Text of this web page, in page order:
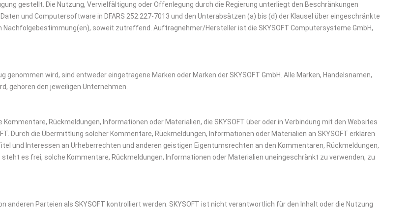
gestellt. Die Nutzung, Vervielfältigung oder Offenlegung durch die Regierung unterliegt den Beschränkungen
und Computersoftware in DFARS 252.227-7013 und den Unterabsätzen (a) bis (d) der Klausel über eingeschränkte
Nachfolgebestimmung(en), soweit zutreffend. Auftragnehmer/Hersteller ist die SKYSOFT Computersysteme GmbH,
genommen wird, sind entweder eingetragene Marken oder Marken der SKYSOFT GmbH. Alle Marken, Handelsnamen,
gehören den jeweiligen Unternehmen.
Rückmeldungen, Informationen oder Materialien, die SKYSOFT über oder in Verbindung mit den Websites
Durch die Übermittlung solcher Kommentare, Rückmeldungen, Informationen oder Materialien an SKYSOFT erklären
und Interessen an Urheberrechten und anderen geistigen Eigentumsrechten an den Kommentaren, Rückmeldungen,
steht es frei, solche Kommentare, Rückmeldungen, Informationen oder Materialien uneingeschränkt zu verwenden, zu
anderen Parteien als SKYSOFT kontrolliert werden. SKYSOFT ist nicht verantwortlich für den Inhalt oder die Nutzung